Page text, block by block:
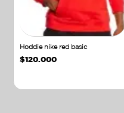
Hoddie nike red basic
$120.000